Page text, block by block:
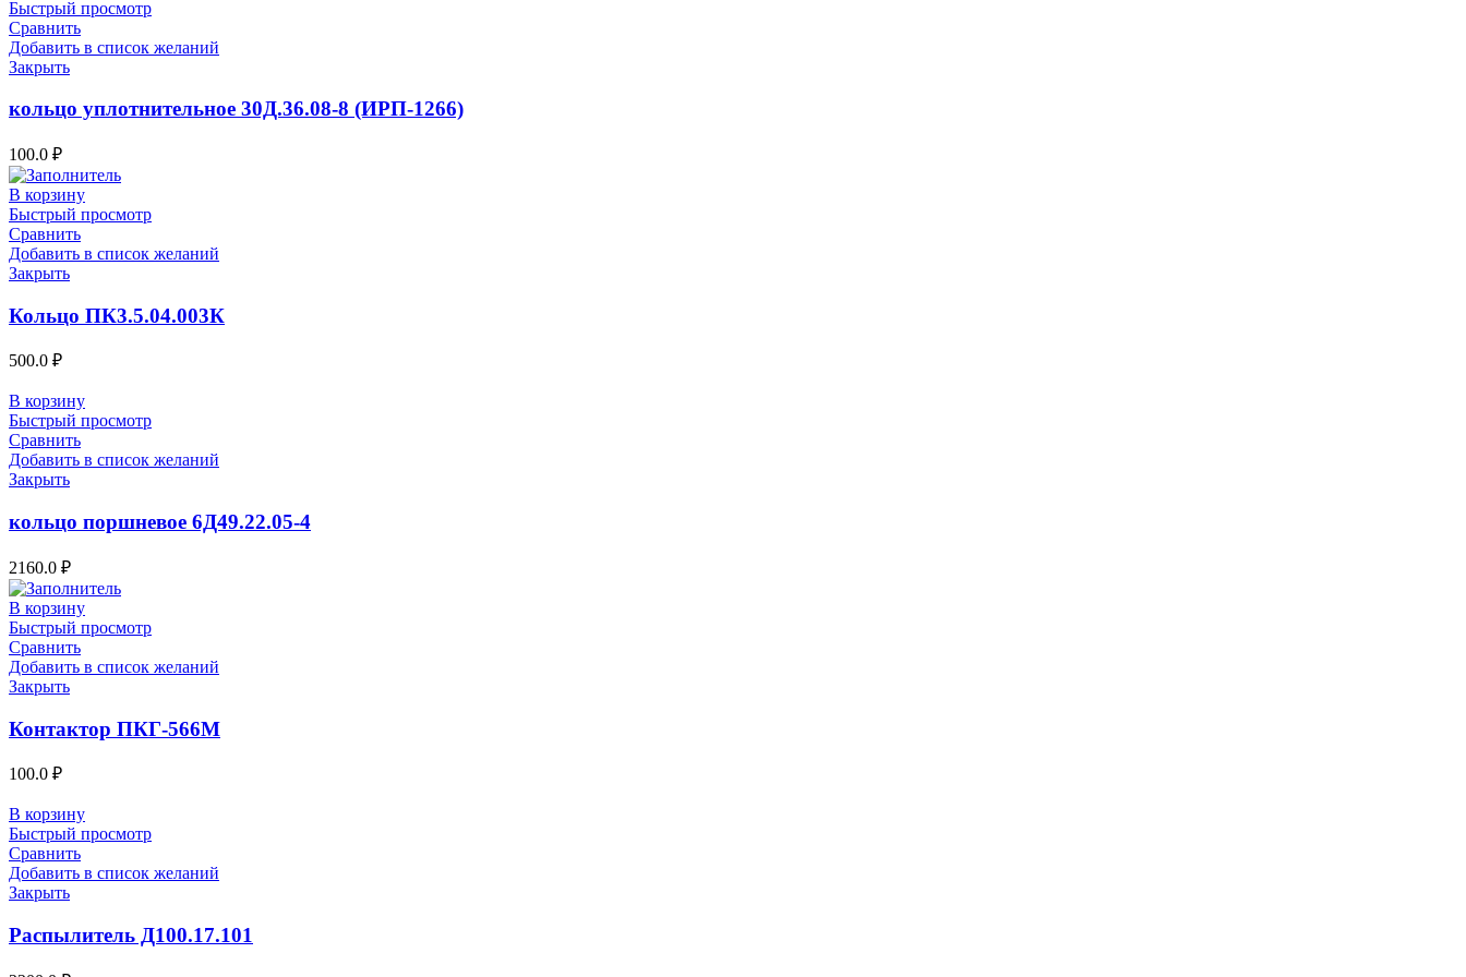
Быстрый просмотр
Сравнить
Добавить в список желаний
Закрыть
кольцо уплотнительное 30Д.36.08-8 (ИРП-1266)
100.0 ₽
В корзину
Быстрый просмотр
Сравнить
Добавить в список желаний
Закрыть
Кольцо ПК3.5.04.003К
500.0 ₽
В корзину
Быстрый просмотр
Сравнить
Добавить в список желаний
Закрыть
кольцо поршневое 6Д49.22.05-4
2160.0 ₽
В корзину
Быстрый просмотр
Сравнить
Добавить в список желаний
Закрыть
Контактор ПКГ-566М
100.0 ₽
В корзину
Быстрый просмотр
Сравнить
Добавить в список желаний
Закрыть
Распылитель Д100.17.101